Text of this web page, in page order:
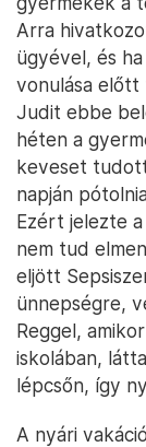
Arra
ügyével, és
vonulása
Judit ebbe
héten a
keveset
napján
Ezért jelezte
nem tud
eljött
ünnepségre,
Reggel,
iskolában,
lépcsőn, így
A nyári